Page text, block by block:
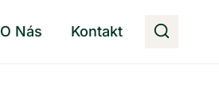
O Nás Kontakt